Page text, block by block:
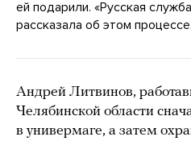
ей подарили. «Русская
рассказала об этом процессе.
Андрей Литвинов,
Челябинской области
в универмаге, а затем